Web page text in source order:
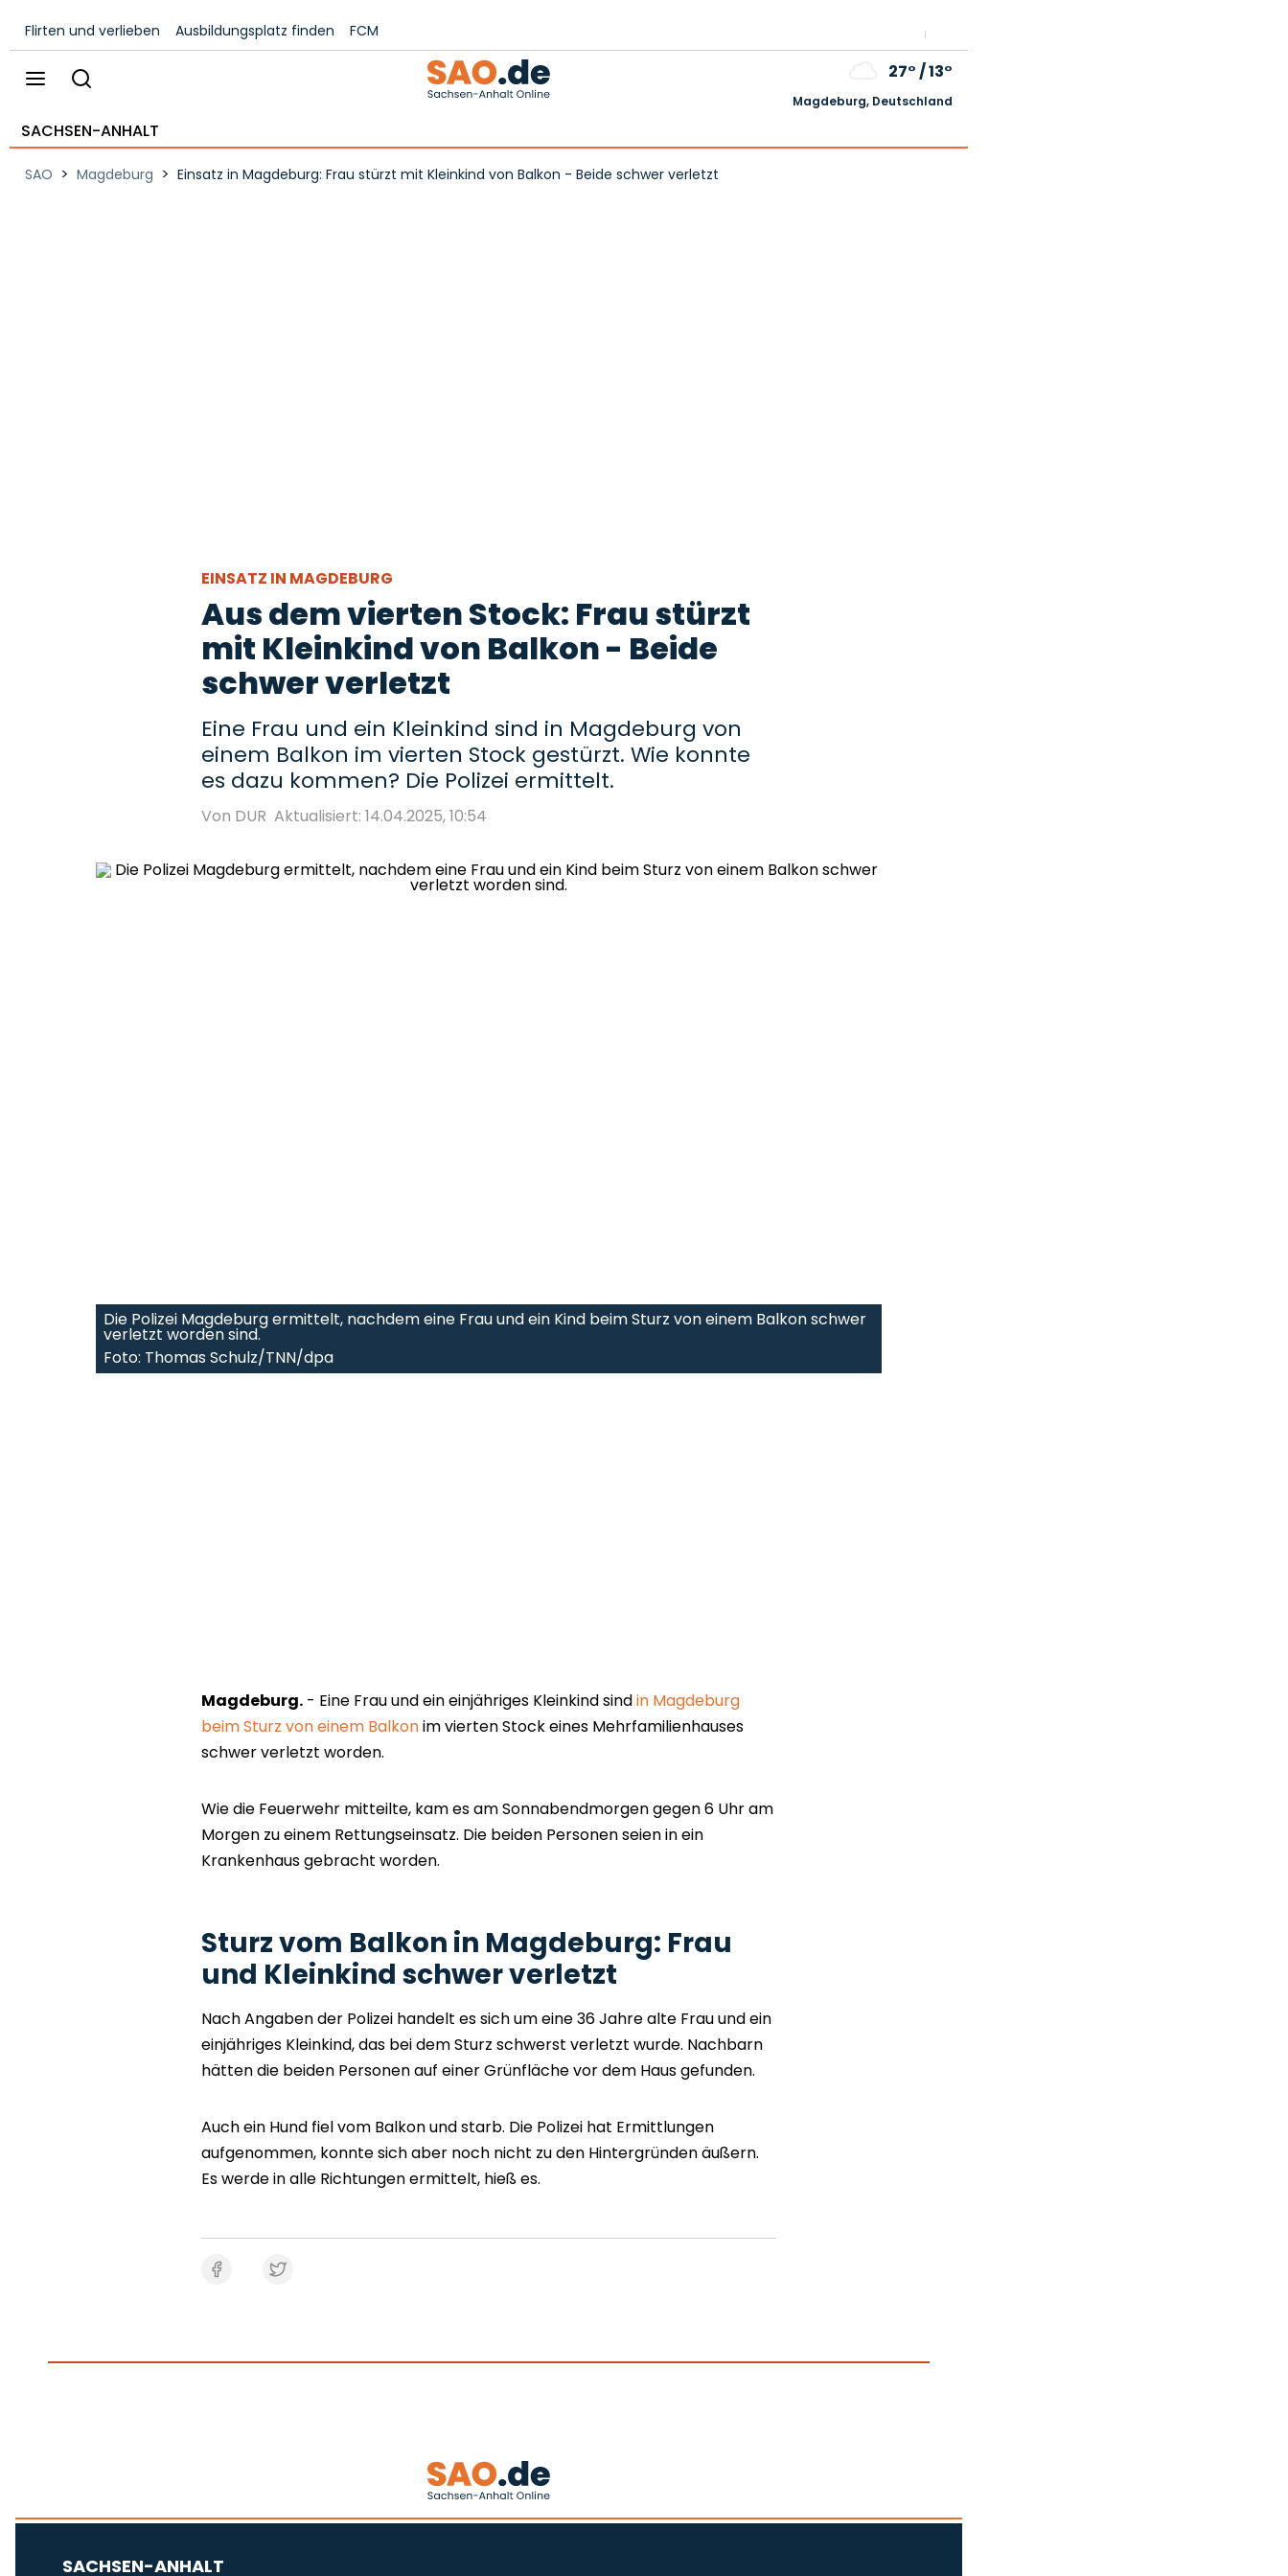
Flirten und verlieben Ausbildungsplatz finden FCM
27°/13°
Magdeburg, Deutschland
SACHSEN-ANHALT
SAO > Magdeburg > Einsatz in Magdeburg: Frau stürzt mit Kleinkind von Balkon - Beide schwer verletzt
EINSATZ IN MAGDEBURG
Aus dem vierten Stock: Frau stürzt
mit Kleinkind von Balkon - Beide
schwer verletzt
Eine Frau und ein Kleinkind sind in Magdeburg von
einem Balkon im vierten Stock gestürzt. Wie konnte
es dazu kommen? Die Polizei ermittelt.
Von DUR Aktualisiert: 14.04.2025, 10:54
Die Polizei Magdeburg ermittelt, nachdem eine Frau und ein Kind beim Sturz von einem Balkon schwer
verletzt worden sind.
Foto: Thomas Schulz/TNN/dpa
Magdeburg. - Eine Frau und ein einjähriges Kleinkind sindin Magdeburg
beim Sturz von einem Balkonim vierten Stock eines Mehrfamilienhauses
schwer verletzt worden.
Wie die Feuerwehr mitteilte, kam es am Sonnabendmorgen gegen 6 Uhr am
Morgen zu einem Rettungseinsatz. Die beiden Personen seien in ein
Krankenhaus gebracht worden.
Sturz vom Balkon in Magdeburg: Frau
und Kleinkind schwer verletzt
Nach Angaben der Polizei handelt es sich um eine 36 Jahre alte Frau und ein
einjähriges Kleinkind, das bei dem Sturz schwerst verletzt wurde. Nachbarn
hätten die beiden Personen auf einer Grünfläche vor dem Haus gefunden.
Auch ein Hund fiel vom Balkon und starb. Die Polizei hat Ermittlungen
aufgenommen, konnte sich aber noch nicht zu den Hintergründen äußern.
Es werde in alle Richtungen ermittelt, hieß es.
SACHSEN-ANHALT